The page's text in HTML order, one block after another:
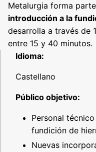
Metalurgia forma
introducción a la
desarrolla a través de
entre 15 y 40 minutos.
Idioma:
Castellano
Público objetivo:
Personal
fundición de
Nuevas